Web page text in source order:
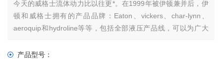
今天的威格士流体动力比以往更*。在1999年被伊顿兼并后，伊
顿和威格士拥有的产品品牌：Eaton、vickers、char-lynn、
aeroquip和hydroline等等，包括全部液压产品线，可以为广大
的液压系统。
产品型号：